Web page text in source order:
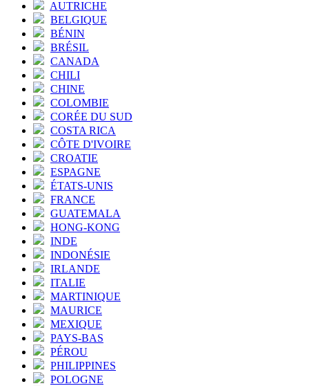
AUTRICHE
BELGIQUE
BÉNIN
BRÉSIL
CANADA
CHILI
CHINE
COLOMBIE
CORÉE DU SUD
COSTA RICA
CÔTE D'IVOIRE
CROATIE
ESPAGNE
ÉTATS-UNIS
FRANCE
GUATEMALA
HONG-KONG
INDE
INDONÉSIE
IRLANDE
ITALIE
MARTINIQUE
MAURICE
MEXIQUE
PAYS-BAS
PÉROU
PHILIPPINES
POLOGNE